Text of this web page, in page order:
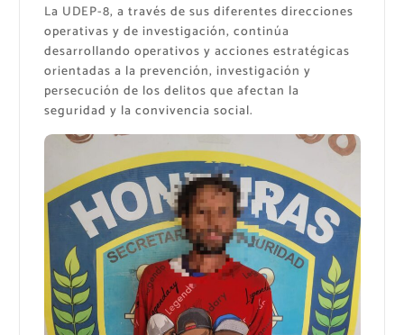
La UDEP-8, a través de sus diferentes direcciones
operativas y de investigación, continúa
desarrollando operativos y acciones estratégicas
orientadas a la prevención, investigación y
persecución de los delitos que afectan la
seguridad y la convivencia social.